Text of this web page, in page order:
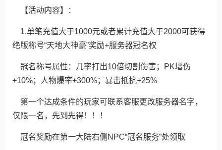
【活动内容】：
1.单笔充值大于1000元或者累计充值大于2000可获得
绝版称号“天地大神豪”奖励+服务器冠名权
冠名称号属性：几率打出10倍切割伤害；PK增伤
+10%；人物爆率+300%；暴击抵抗+25%
第一个达成条件的玩家可联系客服更改服务器名字，
仅限一名，先到先得！！！
冠名奖励在第一大陆右侧NPC“冠名服务”处领取